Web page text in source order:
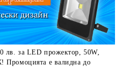
лв. за LED прожектор, 50W,
Промоцията е валидна до